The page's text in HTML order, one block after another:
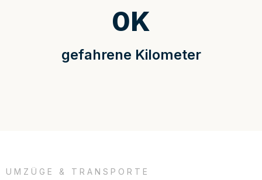
gefahrene Kilometer
0K
UMZÜGE & TRANSPORTE